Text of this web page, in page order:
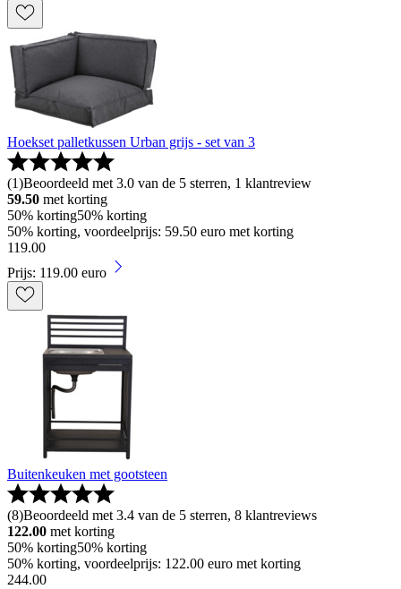
Hoekset palletkussen Urban grijs - set van 3
(1)Beoordeeld met 3.0 van de 5 sterren, 1 klantreview
59.50 met korting
50% korting50% korting
50% korting, voordeelprijs: 59.50 euro met korting
119.00
Prijs: 119.00 euro
Buitenkeuken met gootsteen
(8)Beoordeeld met 3.4 van de 5 sterren, 8 klantreviews
122.00 met korting
50% korting50% korting
50% korting, voordeelprijs: 122.00 euro met korting
244.00